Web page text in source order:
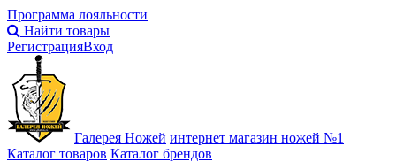
Программа лояльности
Найти товары
РегистрацияВход
Галерея Ножей интернет магазин ножей №1
Каталог товаров Каталог брендов